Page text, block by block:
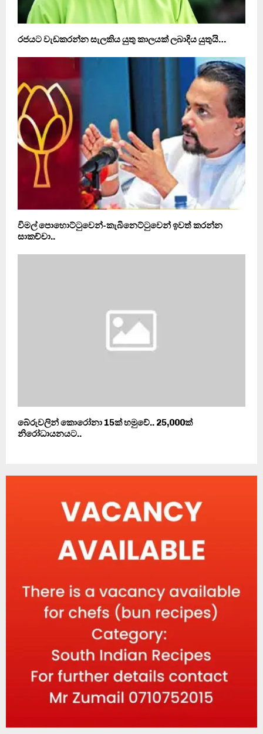
රජයට වැඩකරන්න සැලකිය යුතු කාලයක් ලබාදිය යුතුයි…
විමල් පොහොට්ටුවෙන්-කැබිනෙට්ටුවෙන් ඉවත් කරන්න
සාකච්චා..
බේරුවලින් කොරෝනා 15ක් හමුවේ.. 25,000ක්
නිරෝධායනයට..